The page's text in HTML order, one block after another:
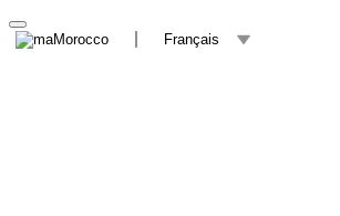
Morocco Français